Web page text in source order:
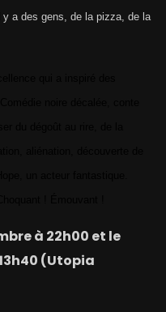
a des gens, de la pizza, de la
à 22h00 et le
(Utopia